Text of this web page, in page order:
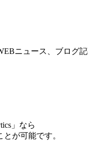
ニュース、ブログ記
」なら
が可能です。